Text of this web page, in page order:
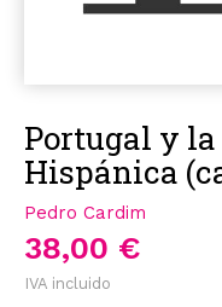
Portugal y
Hispánica
Pedro Cardim
38,00 €
IVA incluido